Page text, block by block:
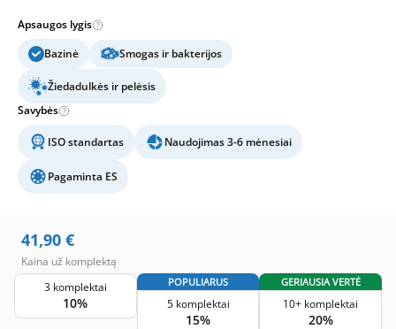
Apsaugos lygis
Bazinė
Smogas ir bakterijos
Žiedadulkės ir pelėsis
Savybės
ISO standartas Naudojimas 3-6 mėnesiai
Pagaminta ES
41,90 €
Kaina už komplektą
3 komplektai
10%
POPULIARUS
5 komplektai
15%
GERIAUSIA VERTĖ
10+ komplektai
20%